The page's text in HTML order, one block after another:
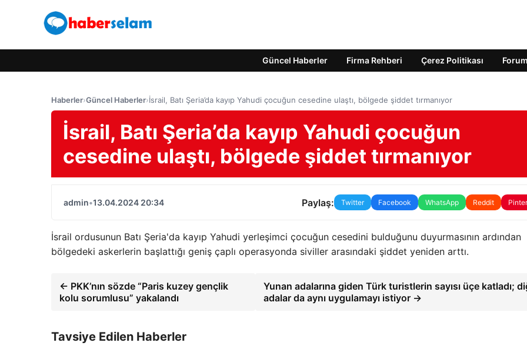
Güncel Haberler Firma Rehberi Çerez Politikası Forum
Haberler›Güncel Haberler›İsrail, Batı Şeria’da kayıp Yahudi çocuğun cesedine ulaştı, bölgede şiddet tırmanıyor
İsrail, Batı Şeria’da kayıp Yahudi çocuğun
cesedine ulaştı, bölgede şiddet tırmanıyor
admin•13.04.2024 20:34 Paylaş: Twitter Facebook WhatsApp Reddit
İsrail ordusunun Batı Şeria'da kayıp Yahudi yerleşimci çocuğun cesedini bulduğunu duyurmasının ardından
bölgedeki askerlerin başlattığı geniş çaplı operasyonda siviller arasındaki şiddet yeniden arttı.
← PKK’nın sözde “Paris kuzey gençlik
kolu sorumlusu” yakalandı
Yunan adalarına giden Türk turistlerin sayısı üçe katladı;
adalar da aynı uygulamayı istiyor →
Tavsiye Edilen Haberler